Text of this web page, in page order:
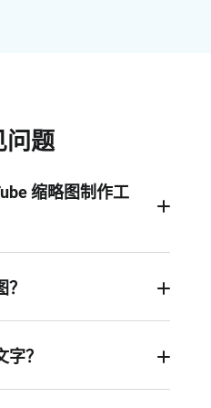
问题
缩略图制作工
缩略图模板，让您能够
的视频缩略图。输入文
？